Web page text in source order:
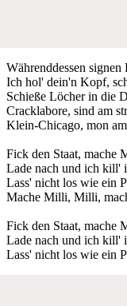
Währenddessen
Ich hol' dein'n Kopf,
Schieße Löcher in die
Cracklabore, sind am
Klein-Chicago, mon
Fick den Staat, mache
Lade nach und ich kill'
Lass' nicht los wie ein
Mache Milli, Milli,
Fick den Staat, mache
Lade nach und ich kill'
Lass' nicht los wie ein